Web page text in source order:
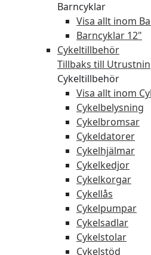
Barncyklar
Visa allt inom
Barncyklar 12"
Cykeltillbehör
Tillbaks till
Cykeltillbehör
Visa allt inom
Cykelbelysning
Cykelbromsar
Cykeldatorer
Cykelhjälmar
Cykelkedjor
Cykelkorgar
Cykellås
Cykelpumpar
Cykelsadlar
Cykelstolar
Cykelstöd